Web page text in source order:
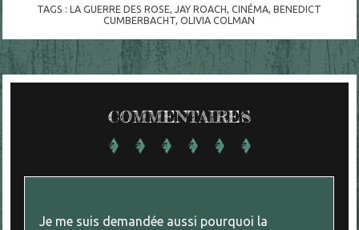
TAGS :LA GUERRE DES ROSE,JAY ROACH,CINÉMA,BENEDICT
CUMBERBACHT,OLIVIA COLMAN
COMMENTAIRES
Je me suis demandée aussi pourquoi la